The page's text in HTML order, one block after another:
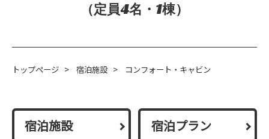
（定員4名・1棟）
トップページ > 宿泊施設 > コンフォート・キャビン
宿泊施設 宿泊プラン